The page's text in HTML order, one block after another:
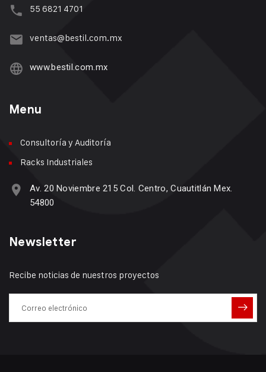
55 6821 4701
ventas@bestil.com.mx
www.bestil.com.mx
Menu
Consultoría y Auditoría
Racks Industriales
Av. 20 Noviembre 215 Col. Centro, Cuautitlán Mex.
54800
Newsletter
Recibe noticias de nuestros proyectos